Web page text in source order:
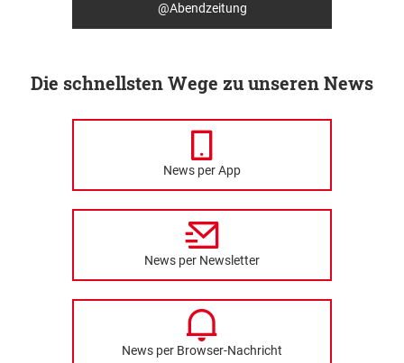
@Abendzeitung
Die schnellsten Wege zu unseren News
News per App
News per Newsletter
News per Browser-Nachricht